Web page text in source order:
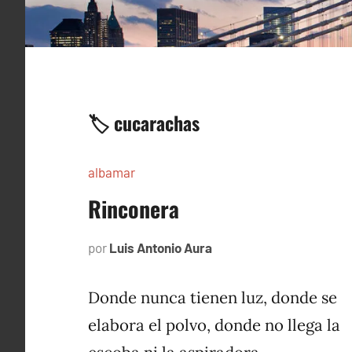
🏷️ cucarachas
albamar
Rinconera
por Luis Antonio Aura
1996
Donde nunca tienen luz, donde se
elabora el polvo, donde no llega la